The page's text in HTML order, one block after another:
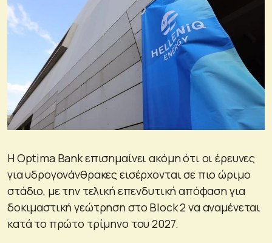
Η Optima Bank επισημαίνει ακόμη ότι οι έρευνες
για υδρογονάνθρακες εισέρχονται σε πιο ώριμο
στάδιο, με την τελική επενδυτική απόφαση για
δοκιμαστική γεώτρηση στο Block 2 να αναμένεται
κατά το πρώτο τρίμηνο του 2027.